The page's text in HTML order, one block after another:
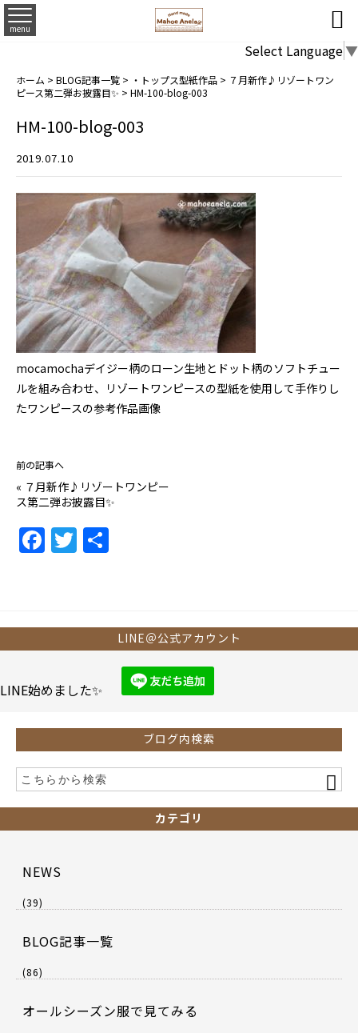
menu 
Select Language▼
ホーム > BLOG記事一覧 > ・トップス型紙作品 > ７月新作♪リゾートワン
ピース第二弾お披露目✨ > HM-100-blog-003
HM-100-blog-003
2019.07.10
mocamochaデイジー柄のローン生地とドット柄のソフトチュー
ルを組み合わせ、リゾートワンピースの型紙を使用して手作りし
たワンピースの参考作品画像
前の記事へ
« ７月新作♪リゾートワンピー
ス第二弾お披露目✨
F
a
b
o
k
T
w
LINE＠公式アカウント
LINE始めました✨
ブログ内検索
カテゴリ
NEWS
(39)
BLOG記事一覧
(86)
オールシーズン服で見てみる